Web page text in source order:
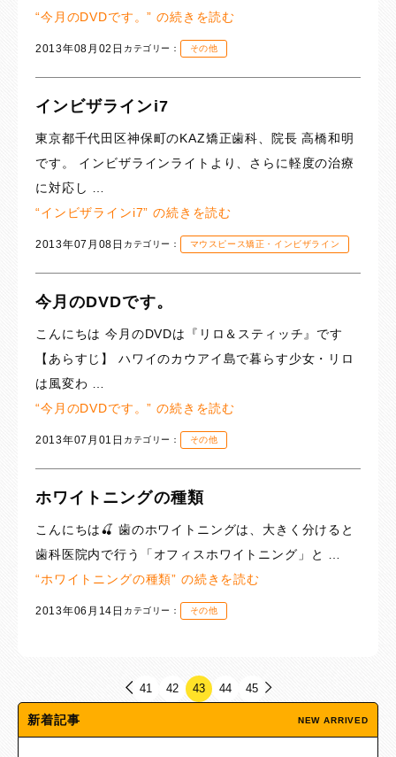
“今月のDVDです。” の続きを読む
2013年08月02日 カテゴリー： その他
インビザラインi7
東京都千代田区神保町のKAZ矯正歯科、院長 高橋和明
です。 インビザラインライトより、さらに軽度の治療
に対応し …
“インビザラインi7” の続きを読む
2013年07月08日 カテゴリー： マウスピース矯正・インビザライン
今月のDVDです。
こんにちは 今月のDVDは『リロ＆スティッチ』です
【あらすじ】 ハワイのカウアイ島で暮らす少女・リロ
は風変わ …
“今月のDVDです。” の続きを読む
2013年07月01日 カテゴリー： その他
ホワイトニングの種類
こんにちは🍒 歯のホワイトニングは、大きく分けると
歯科医院内で行う「オフィスホワイトニング」と …
“ホワイトニングの種類” の続きを読む
2013年06月14日 カテゴリー： その他
41 42 43 44 45
新着記事 NEW ARRIVED